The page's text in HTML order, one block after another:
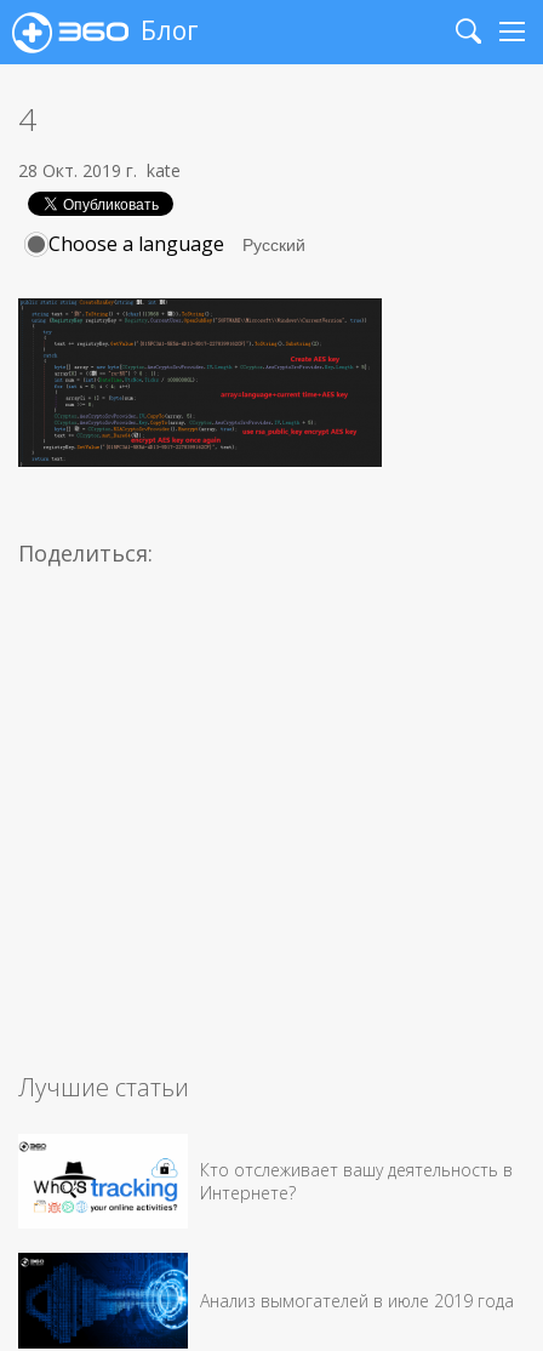
Блог
Search
4
28 Окт. 2019 г. kate
Choose a language
Поделиться:
Лучшие статьи
Кто отслеживает вашу деятельность в
Интернете?
Анализ вымогателей в июле 2019 года